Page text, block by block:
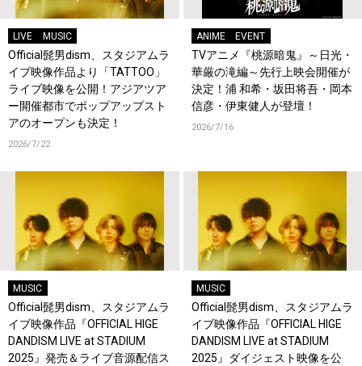
LIVE MUSIC
Official髭男dism、スタジアムラ
イブ映像作品より「TATTOO」
ライブ映像を公開！アジアツア
ー開催都市でポップアップスト
アのオープンも決定！
2026/7/22
ANIME EVENT
TVアニメ『桃源暗鬼』～日光・
華厳の滝編～先行上映会開催が
決定！浦 和希・坂田将吾・岡本
信彦・伊東健人が登壇！
2026/7/16
MUSIC
Official髭男dism、スタジアムラ
イブ映像作品『OFFICIAL HIGE
DANDISM LIVE at STADIUM
2025』発売＆ライブ音源配信ス
MUSIC
Official髭男dism、スタジアムラ
イブ映像作品『OFFICIAL HIGE
DANDISM LIVE at STADIUM
2025』ダイジェスト映像を公